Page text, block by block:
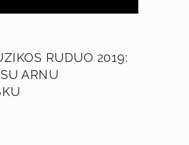
RUDUO 2019:
ARNU